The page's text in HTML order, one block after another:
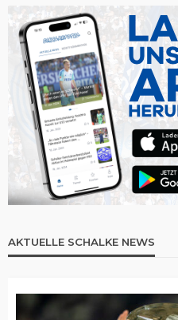
AKTUELLE SCHALKE NEWS